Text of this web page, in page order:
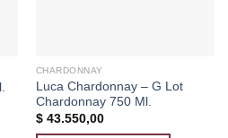
CHARDONNAY
Luca Chardonnay – G Lot
Chardonnay 750 Ml.
$43.550,00